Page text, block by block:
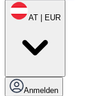
AT | EUR
Anmelden